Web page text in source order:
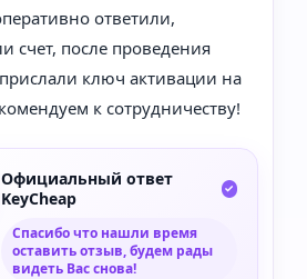
ответили,
счет, после проведения
ключ активации на
к сотрудничеству!
Официальный ответ
KeyCheap
Спасибо что нашли время
оставить отзыв, будем рады
видеть Вас снова!